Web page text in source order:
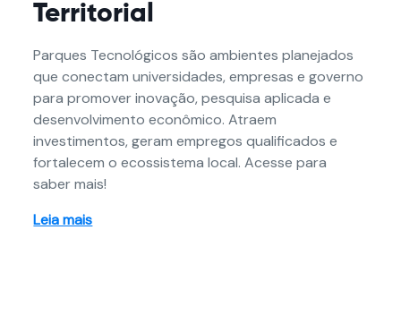
Territorial
Parques Tecnológicos são ambientes planejados
que conectam universidades, empresas e governo
para promover inovação, pesquisa aplicada e
desenvolvimento econômico. Atraem
investimentos, geram empregos qualificados e
fortalecem o ecossistema local. Acesse para
saber mais!
Leia mais